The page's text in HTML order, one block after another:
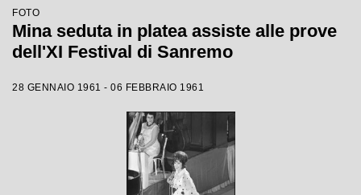
FOTO
Mina seduta in platea assiste alle prove
dell'XI Festival di Sanremo
28 GENNAIO 1961 - 06 FEBBRAIO 1961